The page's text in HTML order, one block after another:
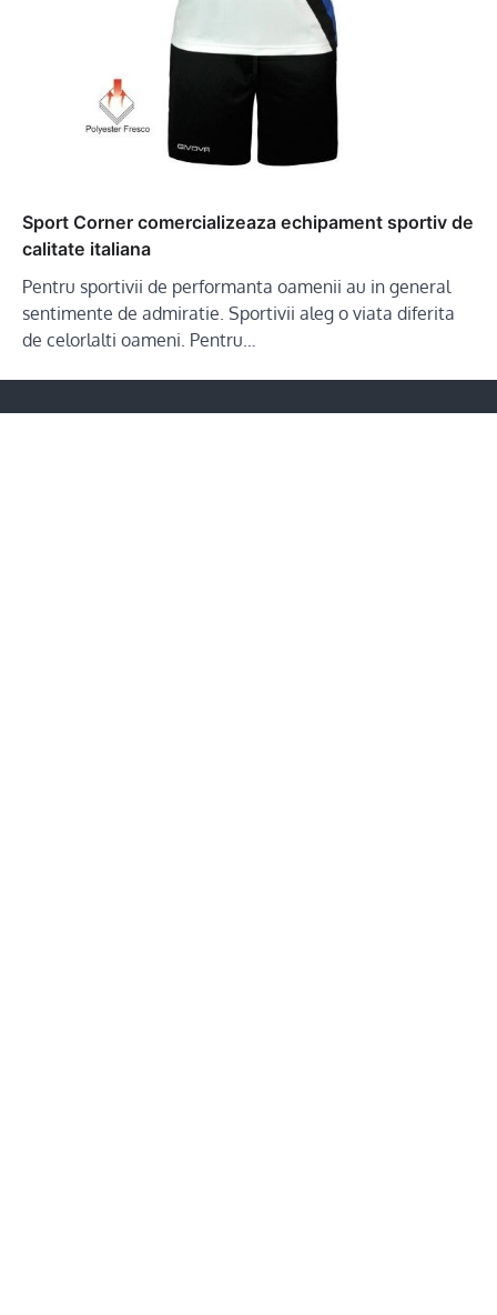
Sport Corner comercializeaza echipament sportiv de
calitate italiana
Pentru sportivii de performanta oamenii au in general
sentimente de admiratie. Sportivii aleg o viata diferita
de celorlalti oameni. Pentru…